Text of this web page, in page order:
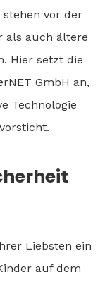
vor der
als auch ältere
Hier setzt die
GmbH an,
Technologie
Liebsten ein
auf dem